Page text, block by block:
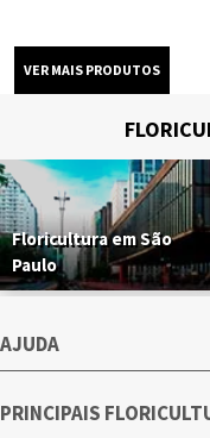
Floricultura em São
Paulo
AJUDA
PRINCIPAIS